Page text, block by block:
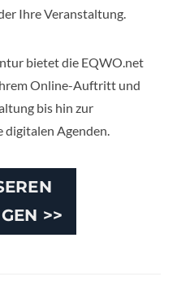
Ihre Veranstaltung.
bietet die EQWO.net
Online-Auftritt und
bis hin zur
digitalen Agenden.
>>